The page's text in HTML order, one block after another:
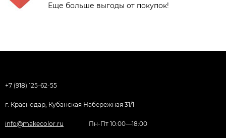
Еще больше выгоды от покупок!
+7 (918) 125-62-55
г. Краснодар, Кубанская Набережная 31/1
info@makecolor.ru Пн-Пт 10:00—18:00